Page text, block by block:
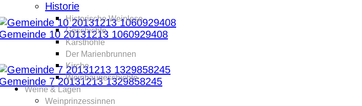
Historie
Historische Weinlese
Geschichte
Karsthöhle
Der Marienbrunnen
Kirche
Weinbaugeschichte
Weine & Lagen
Weinprinzessinnen
10 20131213 1060929408
7 20131213 1329858245